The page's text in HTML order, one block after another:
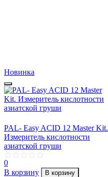
Новинка
PAL- Easy ACID 12 Master Kit.
Измеритель кислотности
азиатской груши
0
В корзину
В корзину